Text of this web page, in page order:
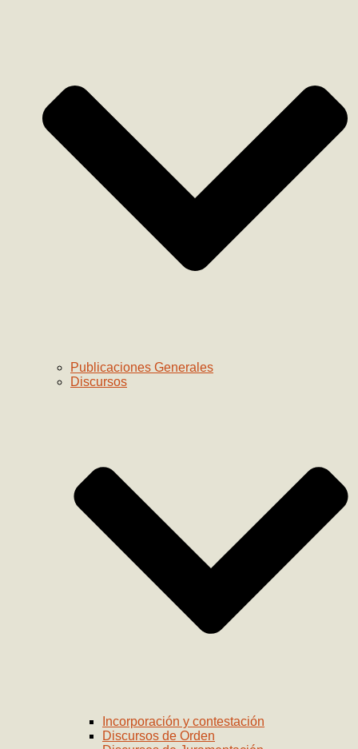
Publicaciones Generales
Discursos
Incorporación y contestación
Discursos de Orden